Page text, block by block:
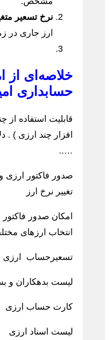
نرخ تسعیر
ارز جاری در
خلاصه‌ای از
حسابداری
قابلیت استفاده از
افزار چند ارزی ) .
…..
صدور فاکتور ارزی
تغییر نرخ ارز
امکان صدور فاکتور
انتخاب ارزهای
تسعیرحساب ارزی
لیست بدهکاران و
کارت حساب ارزی
لیست اسناد ارزی